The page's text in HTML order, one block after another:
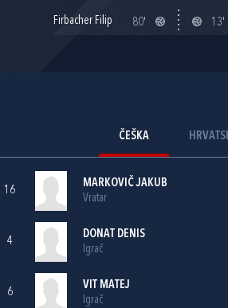
Firbacher Filip 80' 13'
ČEŠKA
16
MARKOVIČ JAKUB
Vratar
4
DONAT DENIS
Igrač
6
VIT MATEJ
Igrač